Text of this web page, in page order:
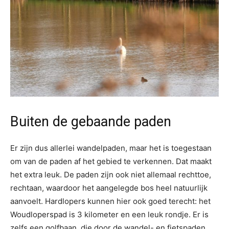
Buiten de gebaande paden
Er zijn dus allerlei wandelpaden, maar het is toegestaan
om van de paden af het gebied te verkennen. Dat maakt
het extra leuk. De paden zijn ook niet allemaal rechttoe,
rechtaan, waardoor het aangelegde bos heel natuurlijk
aanvoelt. Hardlopers kunnen hier ook goed terecht: het
Woudloperspad is 3 kilometer en een leuk rondje. Er is